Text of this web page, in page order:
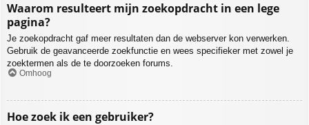
Waarom resulteert mijn zoekopdracht in een lege
pagina?
Je zoekopdracht gaf meer resultaten dan de webserver kon verwerken.
Gebruik de geavanceerde zoekfunctie en wees specifieker met zowel je
zoektermen als de te doorzoeken forums.
Omhoog
Hoe zoek ik een gebruiker?